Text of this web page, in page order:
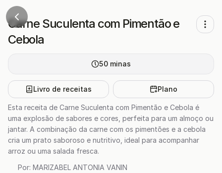
Carne Suculenta com Pimentão e
Cebola
50 minas
Livro de receitas Plano
Esta receita de Carne Suculenta com Pimentão e Cebola é
uma explosão de sabores e cores, perfeita para um almoço ou
jantar. A combinação da carne com os pimentões e a cebola
cria um prato saboroso e nutritivo, ideal para acompanhar
arroz ou uma salada fresca.
Por: MARIZABEL ANTONIA VANIN